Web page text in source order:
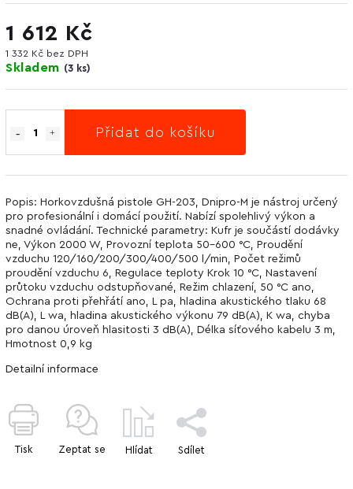
1 612 Kč
1 332 Kč bez DPH
Skladem (3 ks)
Přidat do košíku
Popis: Horkovzdušná pistole GH-203, Dnipro-M je nástroj určený
pro profesionální i domácí použití. Nabízí spolehlivý výkon a
snadné ovládání. Technické parametry: Kufr je součástí dodávky
ne, Výkon 2000 W, Provozní teplota 50-600 °С, Proudění
vzduchu 120/160/200/300/400/500 l/min, Počet režimů
proudění vzduchu 6, Regulace teploty Krok 10 °C, Nastavení
průtoku vzduchu odstupňované, Režim chlazení, 50 °C ano,
Ochrana proti přehřátí ano, L pa, hladina akustického tlaku 68
dB(A), L wa, hladina akustického výkonu 79 dB(A), K wa, chyba
pro danou úroveň hlasitosti 3 dB(A), Délka síťového kabelu 3 m,
Hmotnost 0,9 kg
Detailní informace
Tisk Zeptat se Hlídat Sdílet